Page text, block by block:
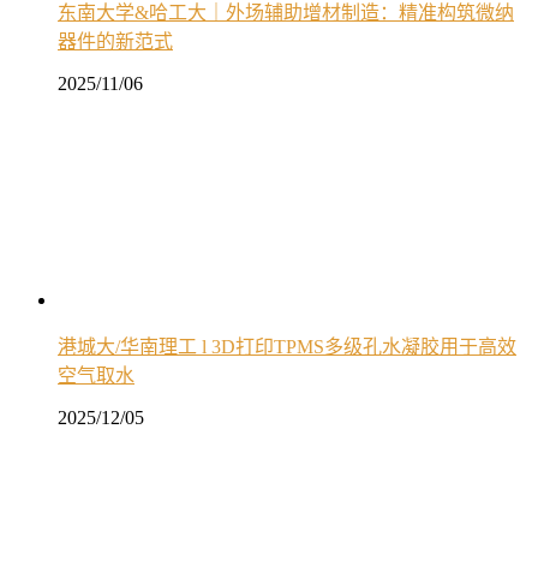
东南大学&哈工大｜外场辅助增材制造：精准构筑微纳
器件的新范式
2025/11/06
港城大/华南理工 l 3D打印TPMS多级孔水凝胶用于高效
空气取水
2025/12/05